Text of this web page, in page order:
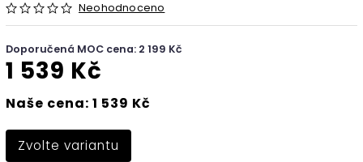
Neohodnoceno
Doporučená MOC cena: 2 199 Kč
1 539 Kč
Naše cena: 1 539 Kč
Zvolte variantu